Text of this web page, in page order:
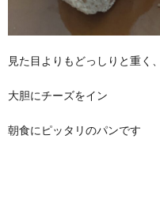
見た目よりもどっしりと重く、
大胆にチーズをイン
朝食にピッタリのパンです